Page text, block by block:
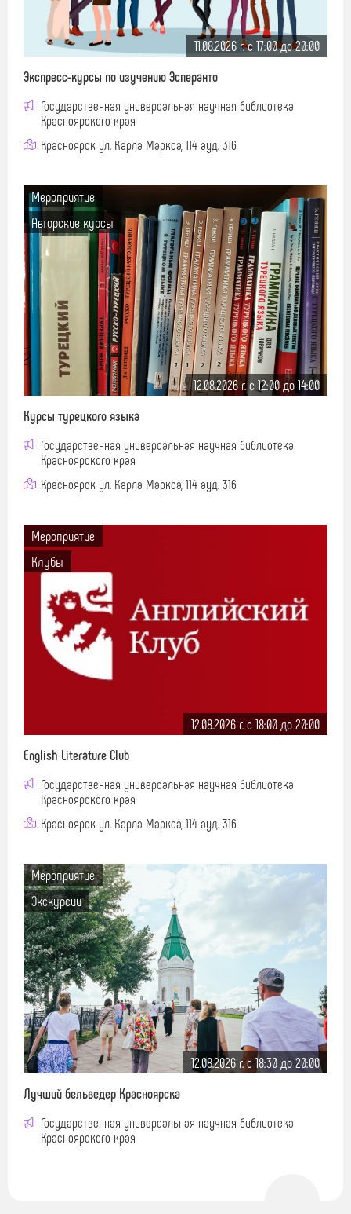
11.08.2026 г. c 17:00 до 20:00
Экспресс-курсы по изучению Эсперанто
Государственная универсальная научная библиотека
Красноярского края
Красноярск ул. Карла Маркса, 114 ауд. 316
Мероприятие
Авторские курсы
12.08.2026 г. c 12:00 до 14:00
Курсы турецкого языка
Государственная универсальная научная библиотека
Красноярского края
Красноярск ул. Карла Маркса, 114 ауд. 316
Мероприятие
Клубы
12.08.2026 г. c 18:00 до 20:00
English Literature Club
Государственная универсальная научная библиотека
Красноярского края
Красноярск ул. Карла Маркса, 114 ауд. 316
Мероприятие
Экскурсии
12.08.2026 г. c 18:30 до 20:00
Лучший бельведер Красноярска
Государственная универсальная научная библиотека
Красноярского края